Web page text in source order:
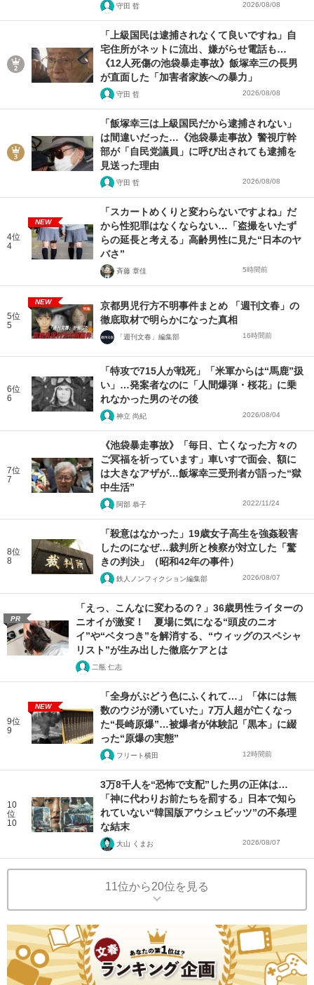
守田 哲 2026/08/08
「上級国民は逮捕されなくて良いですね」自
宅住所がネットに流出、嫌がらせ電話も…
《12人死傷の池袋暴走事故》飯塚幸三の長男
が直面した「加害者家族への暴力」
守田 哲 2026/08/08
「飯塚幸三は上級国民だから逮捕されない」
は間違いだった…《池袋暴走事故》警視庁幹
部が「自民党議員」に呼び出されても逮捕を
見送った理由
守田 哲 2026/08/08
4位
4
NEW
「スカートめくりと変わらないですよね」だ
から性犯罪はなくならない…「盗撮をいたず
らの延長と考える」高齢男性に見た“日本のヤ
バさ”
斉藤 章佳 5時間前
5位
5
NEW
京都男児行方不明事件まとめ 「週刊文春」の
徹底取材で明らかになった真相
「週刊文春」編集部 16時間前
6位
6
「特攻で715人が戦死」「米軍からは“馬鹿”扱
い」…発案者なのに「人間爆弾・桜花」に乗
れなかった男のその後
神立 尚紀 2026/08/04
7位
7
《池袋暴走事故》「毎日、亡くなった方々の
ご冥福を祈っています」車いすで面会、額に
は大きなアザが…飯塚幸三受刑者が語った“獄
中生活”
阿部 恭子 2022/11/24
8位
8
「殺意はなかった」19歳女子高生を強姦殺害
したのになぜ…裁判所と検察が対立した「驚
きの判決」（昭和42年の事件）
鉄人ノンフィクション編集部 2026/08/07
PR
「えっ、こんなに変わるの？」36歳男性ライターの
ニオイが激変！ 夏場に気になる“頭皮のニオ
イ”や“ベタつき”を解消する、“ウィッグのスペシャ
リスト”が生み出した徹底ケアとは
二瓶 仁志
9位
9
NEW
「全身がぶどう色にふくれて…」「体には無
数のウジが湧いていた」7万人超が亡くなっ
た“長崎原爆”…被爆者が体験記「黒本」に綴
った“原爆の実態”
フリート横田 12時間前
10
位
10
3万8千人を“恐怖で支配”した男の正体は…
「神に代わりお前たちを罰する」日本で知ら
れていない“韓国版アウシュビッツ”の不条理
な結末
大山 くまお 2026/08/07
11位から20位を見る